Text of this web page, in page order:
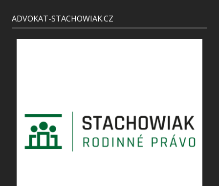
ADVOKAT-STACHOWIAK.CZ